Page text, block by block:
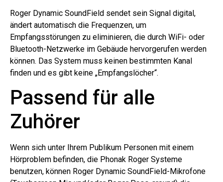
Roger Dynamic SoundField sendet sein Signal digital,
ändert automatisch die Frequenzen, um
Empfangsstörungen zu eliminieren, die durch WiFi- oder
Bluetooth-Netzwerke im Gebäude hervorgerufen werden
können. Das System muss keinen bestimmten Kanal
finden und es gibt keine „Empfangslöcher“.
Passend für alle
Zuhörer
Wenn sich unter Ihrem Publikum Personen mit einem
Hörproblem befinden, die Phonak Roger Systeme
benutzen, können Roger Dynamic SoundField-Mikrofone